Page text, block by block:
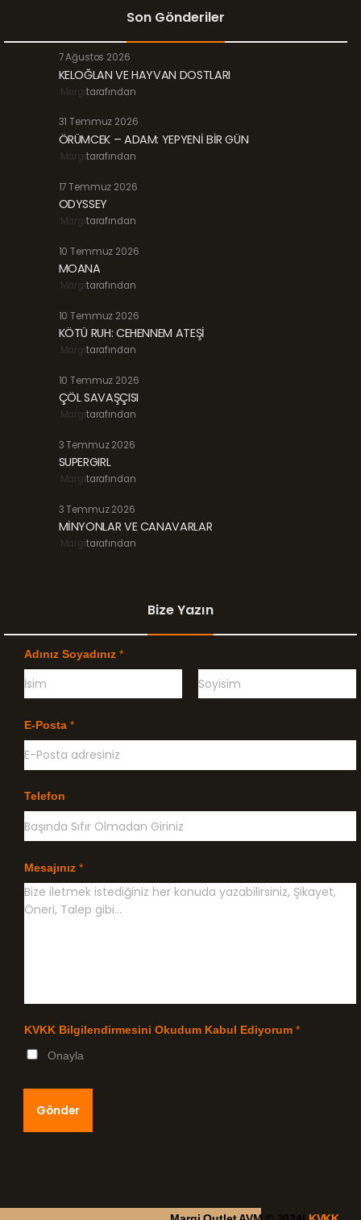
Son Gönderiler
7 Ağustos 2026
KELOĞLAN VE HAYVAN DOSTLARI
Margitarafından
31 Temmuz 2026
ÖRÜMCEK – ADAM: YEPYENİ BİR GÜN
Margitarafından
17 Temmuz 2026
ODYSSEY
Margitarafından
10 Temmuz 2026
MOANA
Margitarafından
10 Temmuz 2026
KÖTÜ RUH: CEHENNEM ATEŞİ
Margitarafından
10 Temmuz 2026
ÇÖL SAVAŞÇISI
Margitarafından
3 Temmuz 2026
SUPERGIRL
Margitarafından
3 Temmuz 2026
MİNYONLAR VE CANAVARLAR
Margitarafından
Bize Yazın
Adınız Soyadınız *
c
e
i
l
e
E-Posta *
Telefon
Mesajınız *
KVKK Bilgilendirmesini Okudum Kabul Ediyorum *
Onayla
Gönder